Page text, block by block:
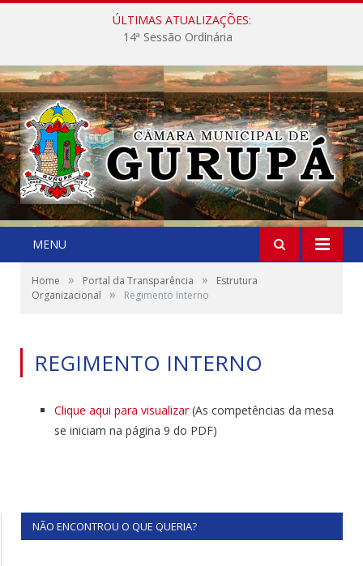
ÚLTIMAS ATUALIZAÇÕES:
14ª Sessão Ordinária
MENU
Home » Portal da Transparência »
Estrutura
Organizacional
» Regimento Interno
REGIMENTO INTERNO
Clique aqui para visualizar(As competências da mesa
se iniciam na página 9 do PDF)
NÃO ENCONTROU O QUE QUERIA?